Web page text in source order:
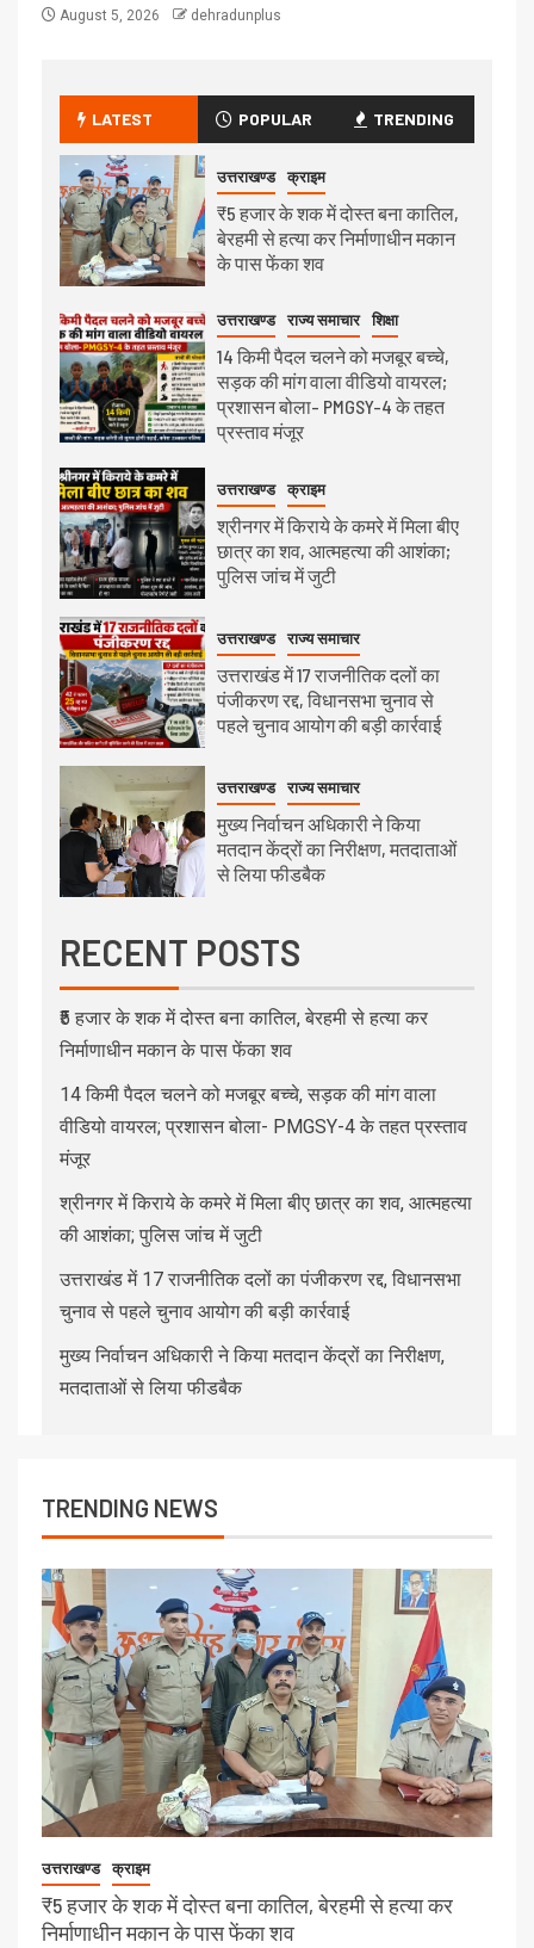
August 5, 2026 dehradunplus
LATEST POPULAR TRENDING
उत्तराखण्ड क्राइम
₹5 हजार के शक में दोस्त बना कातिल,
बेरहमी से हत्या कर निर्माणाधीन मकान
के पास फेंका शव
उत्तराखण्ड राज्य समाचार शिक्षा
14 किमी पैदल चलने को मजबूर बच्चे,
सड़क की मांग वाला वीडियो वायरल;
प्रशासन बोला- PMGSY-4 के तहत
प्रस्ताव मंजूर
उत्तराखण्ड क्राइम
श्रीनगर में किराये के कमरे में मिला बीए
छात्र का शव, आत्महत्या की आशंका;
पुलिस जांच में जुटी
उत्तराखण्ड राज्य समाचार
उत्तराखंड में 17 राजनीतिक दलों का
पंजीकरण रद्द, विधानसभा चुनाव से
पहले चुनाव आयोग की बड़ी कार्रवाई
उत्तराखण्ड राज्य समाचार
मुख्य निर्वाचन अधिकारी ने किया
मतदान केंद्रों का निरीक्षण, मतदाताओं
से लिया फीडबैक
RECENT POSTS
₹5 हजार के शक में दोस्त बना कातिल, बेरहमी से हत्या कर
निर्माणाधीन मकान के पास फेंका शव
14 किमी पैदल चलने को मजबूर बच्चे, सड़क की मांग वाला
वीडियो वायरल; प्रशासन बोला- PMGSY-4 के तहत प्रस्ताव
मंजूर
श्रीनगर में किराये के कमरे में मिला बीए छात्र का शव, आत्महत्या
की आशंका; पुलिस जांच में जुटी
उत्तराखंड में 17 राजनीतिक दलों का पंजीकरण रद्द, विधानसभा
चुनाव से पहले चुनाव आयोग की बड़ी कार्रवाई
मुख्य निर्वाचन अधिकारी ने किया मतदान केंद्रों का निरीक्षण,
मतदाताओं से लिया फीडबैक
TRENDING NEWS
उत्तराखण्ड क्राइम
₹5 हजार के शक में दोस्त बना कातिल, बेरहमी से हत्या कर
निर्माणाधीन मकान के पास फेंका शव